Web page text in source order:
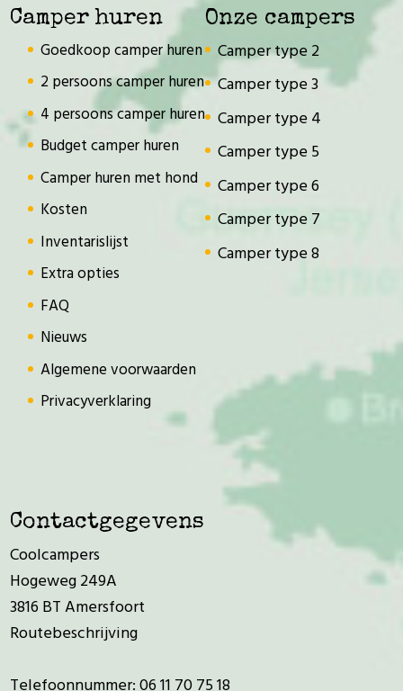
Camper huren
Goedkoop camper huren
2 persoons camper huren
4 persoons camper huren
Budget camper huren
Camper huren met hond
Kosten
Inventarislijst
Extra opties
FAQ
Nieuws
Algemene voorwaarden
Privacyverklaring
Onze campers
Camper type 2
Camper type 3
Camper type 4
Camper type 5
Camper type 6
Camper type 7
Camper type 8
Contactgegevens
Coolcampers
Hogeweg 249A
3816 BT Amersfoort
Routebeschrijving